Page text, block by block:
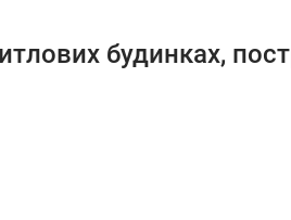
будинках,